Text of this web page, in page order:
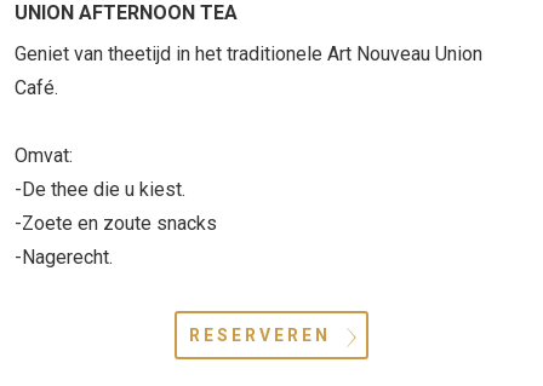
UNION AFTERNOON TEA
Geniet van theetijd in het traditionele Art Nouveau Union
Café.
Omvat:
-De thee die u kiest.
-Zoete en zoute snacks
-Nagerecht.
RESERVEREN